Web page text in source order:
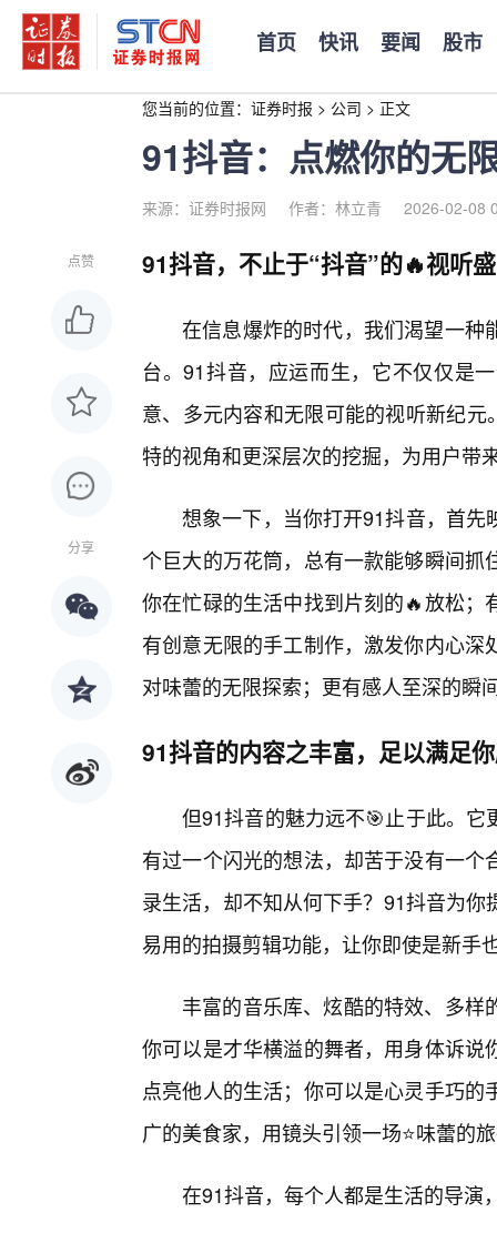
首页 快讯 要闻 股市
您当前的位置： 证券时报 > 公司 > 正文
91抖音：点燃你的无
来源：证券时报网 作者：林立青 2026-02-08
点赞
分享
91抖音，不止于“抖音”的🔥视听
在信息爆炸的时代，我们渴望一种
台。91抖音，应运而生，它不仅仅是
意、多元内容和无限可能的视听新纪元
特的视角和更深层次的挖掘，为用户带
想象一下，当你打开91抖音，首
个巨大的万花筒，总有一款能够瞬间
你在忙碌的生活中找到片刻的🔥放松
有创意无限的手工制作，激发你内心
对味蕾的无限探索；更有感人至深的瞬
91抖音的内容之丰富，足以满足
但91抖音的魅力远不🎯止于此。
有过一个闪光的想法，却苦于没有一
录生活，却不知从何下手？91抖音为
易用的拍摄剪辑功能，让你即使是新手
丰富的音乐库、炫酷的特效、多
你可以是才华横溢的舞者，用身体诉
点亮他人的生活；你可以是心灵手巧
广的美食家，用镜头引领一场⭐味蕾的
在91抖音，每个人都是生活的导演